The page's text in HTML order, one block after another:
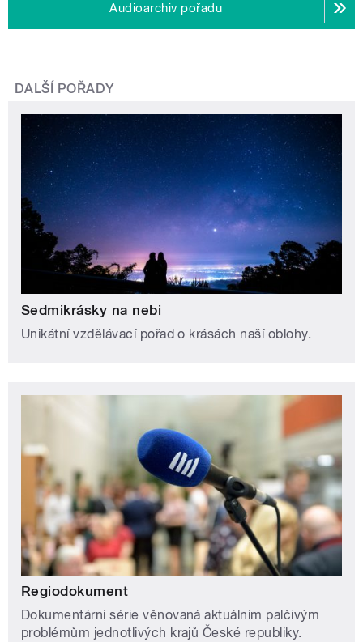
Audioarchiv pořadu
DALŠÍ POŘADY
Sedmikrásky na nebi
Unikátní vzdělávací pořad o krásách naší oblohy.
Regiodokument
Dokumentární série věnovaná aktuálním palčivým
problémům jednotlivých krajů České republiky.